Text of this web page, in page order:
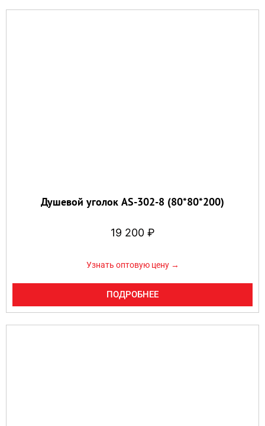
Душевой уголок AS-302-8 (80*80*200)
19 200 ₽
Узнать оптовую цену →
ПОДРОБНЕЕ